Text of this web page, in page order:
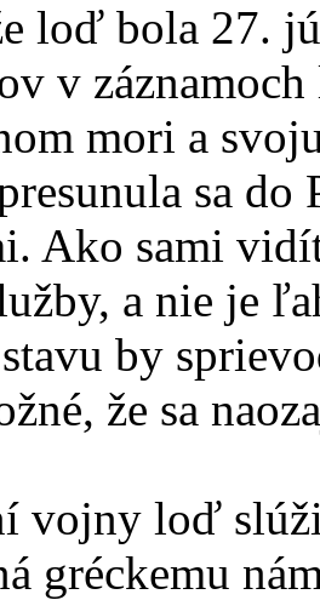
loď bola 27.
v
mori a
sa
Ako sami
a nie je
by
že sa
vojny loď
gréckemu